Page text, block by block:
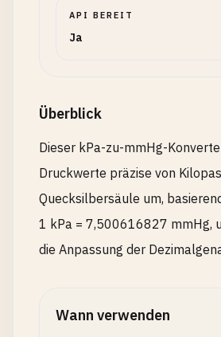
API BEREIT
Ja
Überblick
Dieser kPa-zu-mmHg-
Druckwerte präzise von
Quecksilbersäule um,
1 kPa = 7,500616827 mmHg,
die Anpassung der
Wann verwenden